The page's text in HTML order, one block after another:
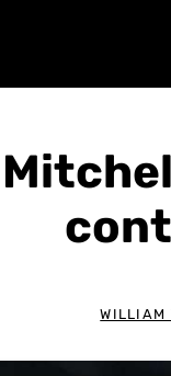
WILLIAM